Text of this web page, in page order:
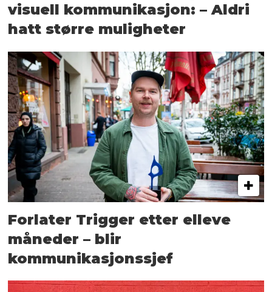
visuell kommunikasjon: – Aldri
hatt større muligheter
Forlater Trigger etter elleve
måneder – blir
kommunikasjonssjef